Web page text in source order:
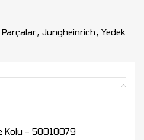
Parçalar, Jungheinrich, Yedek
Kolu – 50010079